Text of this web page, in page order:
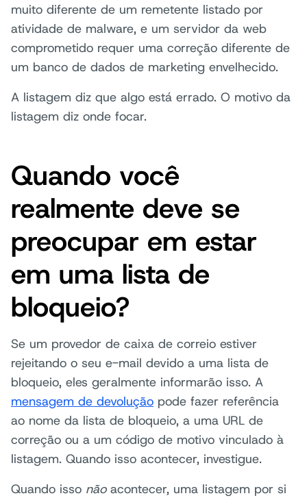
muito diferente de um remetente listado por
atividade de malware, e um servidor da web
comprometido requer uma correção diferente de
um banco de dados de marketing envelhecido.
A listagem diz que algo está errado. O motivo da
listagem diz onde focar.
Quando você
realmente deve se
preocupar em estar
em uma lista de
bloqueio?
Se um provedor de caixa de correio estiver
rejeitando o seu e-mail devido a uma lista de
bloqueio, eles geralmente informarão isso. A
mensagem de devolução pode fazer referência
ao nome da lista de bloqueio, a uma URL de
correção ou a um código de motivo vinculado à
listagem. Quando isso acontecer, investigue.
Quando isso nãoacontecer, uma listagem por si